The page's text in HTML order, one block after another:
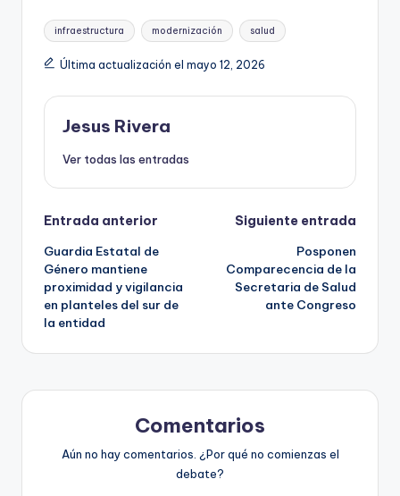
Etiquetas:
infraestructura modernización salud
Última actualización el mayo 12, 2026
Jesus Rivera
Ver todas las entradas
Navegación
de
entradas
Entrada anterior
Guardia Estatal de
Género mantiene
proximidad y vigilancia
en planteles del sur de
la entidad
Siguiente entrada
Posponen
Comparecencia de la
Secretaria de Salud
ante Congreso
Comentarios
Aún no hay comentarios. ¿Por qué no comienzas el
debate?